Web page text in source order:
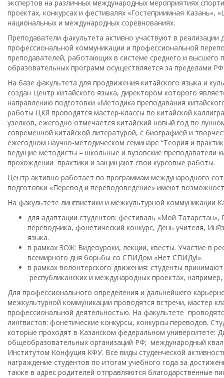
экспертов на различных международных мероприятиях
проектах, конкурсах и фестивалях «Гостеприимная
национальных и международных соревнованиях.
Преподаватели факультета активно участвуют в
профессиональной коммуникации и профессиональной
преподавателей, работающих в системе среднего и
образовательных программ осуществляется за пределами
На базе факультета для продвижения китайского языка и
создан Центр китайского языка, директором которого
направлению подготовки «Методика преподавания
работы ЦКЯ проводятся мастер-классы по китайской
узелков, ежегодно отмечается китайский новый год по
современной китайской литературой, с биографией и
ежегодном научно-методическом семинаре “Теория и
ведущие методисты – школьные и вузовские преподаватели
прохождении практики и защищают свои курсовые работы.
Центр активно работает по программам международного
подготовки «Перевод и переводоведение» имеют
На факультете лингвистики и межкультурной коммуникации
для адаптации студентов: фестиваль «Мой
переводчика, фонетический конкурс, День учителя,
языка.
в рамках ЗОЖ: Видеоуроки, лекции, квесты. Участие в
всемирного дня борьбы со СПИДом «Нет СПИДу!».
в рамках волонтерского движения: студенты
республиканских и международных проектах,
Для профессионального определения и дальнейшего
межкультурной коммуникации проводятся встречи, мастер
профессиональной деятельностью. На факультете
лингвистов: фонетические конкурсы, конкурсы переводов.
которые проходят в Казанском федеральном университете:
общеобразовательных организаций РФ; международный
Институтом Конфуция КФУ. Все виды студенческой
награждение студентов по итогам учебного года за
также в адрес родителей отправляются благодарственные